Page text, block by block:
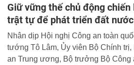
Giữ vững thế chủ động chiến
trật tự để phát triển đất nước
Nhân dịp Hội nghị Công an toàn
tướng Tô Lâm, Ủy viên Bộ Chính
an Trung ương, Bộ trưởng Bộ Công